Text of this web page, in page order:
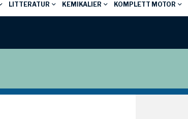
LITTERATUR KEMIKALIER KOMPLETT MOTOR